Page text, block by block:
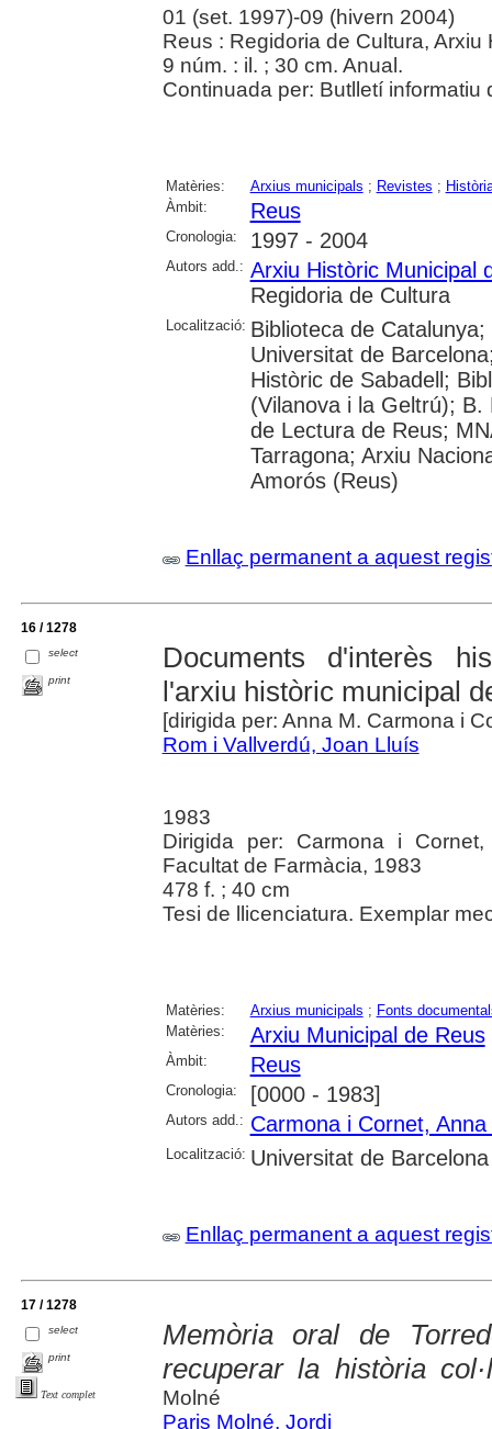
01 (set. 1997)-09 (hivern 2004)
Reus : Regidoria de Cultura,
9 núm. : il. ; 30 cm. Anual.
Continuada per: Butlletí
Matèries: Arxius municipals ; Revistes ;
Àmbit:
Reus
Cronologia: 1997 - 2004
Autors add.: Arxiu Històric Municipal
Regidoria de Cultura
Localització: Biblioteca de
Universitat de
Històric de Sabadell;
(Vilanova i la Geltrú);
de Lectura de Reus;
Tarragona; Arxiu
Amorós (Reus)
Enllaç permanent a aquest
16 / 1278
select
print
Documents d'interès
l'arxiu històric municipal
[dirigida per: Anna M. Carmona i
Rom i Vallverdú, Joan Lluís
1983
Dirigida per: Carmona i
Facultat de Farmàcia, 1983
478 f. ; 40 cm
Tesi de llicenciatura. Exemplar
Matèries: Arxius municipals ; Fonts
Matèries:
Arxiu Municipal de Reus
Àmbit: Reus
Cronologia: [0000 - 1983]
Autors add.: Carmona i Cornet,
Localització: Universitat de Barcelona
Enllaç permanent a aquest
17 / 1278
select
print
Text complet
Memòria oral de
recuperar la història
Molné
Paris Molné, Jordi